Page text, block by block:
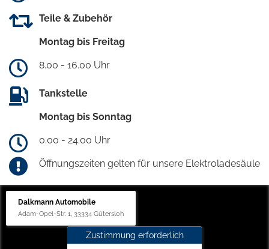
Teile & Zubehör
Montag bis Freitag
8.00 - 16.00 Uhr
Tankstelle
Montag bis Sonntag
0.00 - 24.00 Uhr
Öffnungszeiten gelten für unsere Elektroladesäule
Dalkmann Automobile
Adam-Opel-Str. 1, 33334 Gütersloh
Zustimmung erforderlich